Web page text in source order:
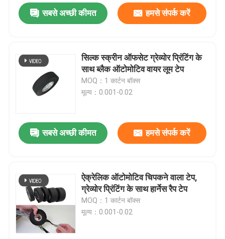
सबसे अच्छी कीमत हमसे संपर्क करें
सिल्क स्क्रीन ऑफसेट ग्रेव्योर प्रिंटिंग के
साथ ब्लैक ऑटोमोटिव वायर लूम टेप
MOQ：1 कार्टन बॉक्स
मूल्य：0.001-0.02
सबसे अच्छी कीमत हमसे संपर्क करें
ऐक्रेलिक ऑटोमोटिव चिपकने वाला टेप,
ग्रेव्योर प्रिंटिंग के साथ हार्नेस रैप टेप
MOQ：1 कार्टन बॉक्स
मूल्य：0.001-0.02